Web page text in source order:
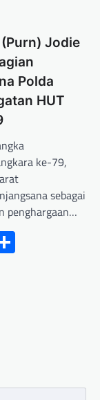
Jodie
Polda
HUT
ke-79,
sebagai
penghargaan…
Share